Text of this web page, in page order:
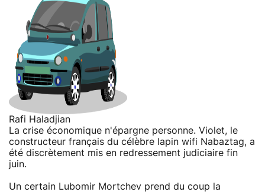
Rafi Haladjian
La crise économique n'épargne personne. Violet, le
constructeur français du célèbre lapin wifi Nabaztag, a
été discrètement mis en redressement judiciaire fin
juin.
Un certain Lubomir Mortchev prend du coup la